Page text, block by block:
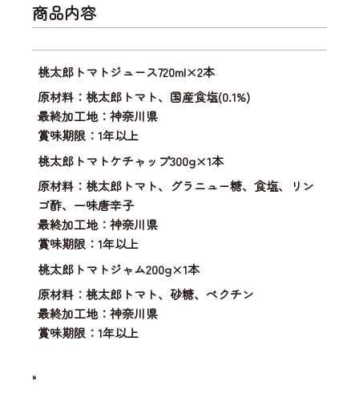
商品内容
桃太郎トマトジュース720ml×2本
原材料：桃太郎トマト、国産食塩(0.1%)
最終加工地：神奈川県
賞味期限：1年以上
桃太郎トマトケチャップ300g×1本
原材料：桃太郎トマト、グラニュー糖、食塩、リン
ゴ酢、一味唐辛子
最終加工地：神奈川県
賞味期限：1年以上
桃太郎トマトジャム200g×1本
原材料：桃太郎トマト、砂糖、ペクチン
最終加工地：神奈川県
賞味期限：1年以上
"